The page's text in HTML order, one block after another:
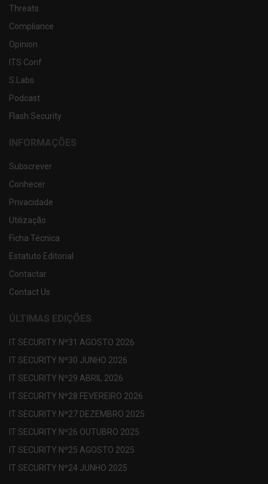
Threats
Compliance
Opinion
ITS Conf
S.Labs
Podcast
Flash Security
INFORMAÇÕES
Subscrever
Conhecer
Privacidade
Utilização
Ficha Técnica
Estatuto Editorial
Contactar
Contact Us
ÚLTIMAS EDIÇÕES
IT SECURITY Nº31 AGOSTO 2026
IT SECURITY Nº30 JUNHO 2026
IT SECURITY Nº29 ABRIL 2026
IT SECURITY Nº28 FEVEREIRO 2026
IT SECURITY Nº27 DEZEMBRO 2025
IT SECURITY Nº26 OUTUBRO 2025
IT SECURITY Nº25 AGOSTO 2025
IT SECURITY Nº24 JUNHO 2025